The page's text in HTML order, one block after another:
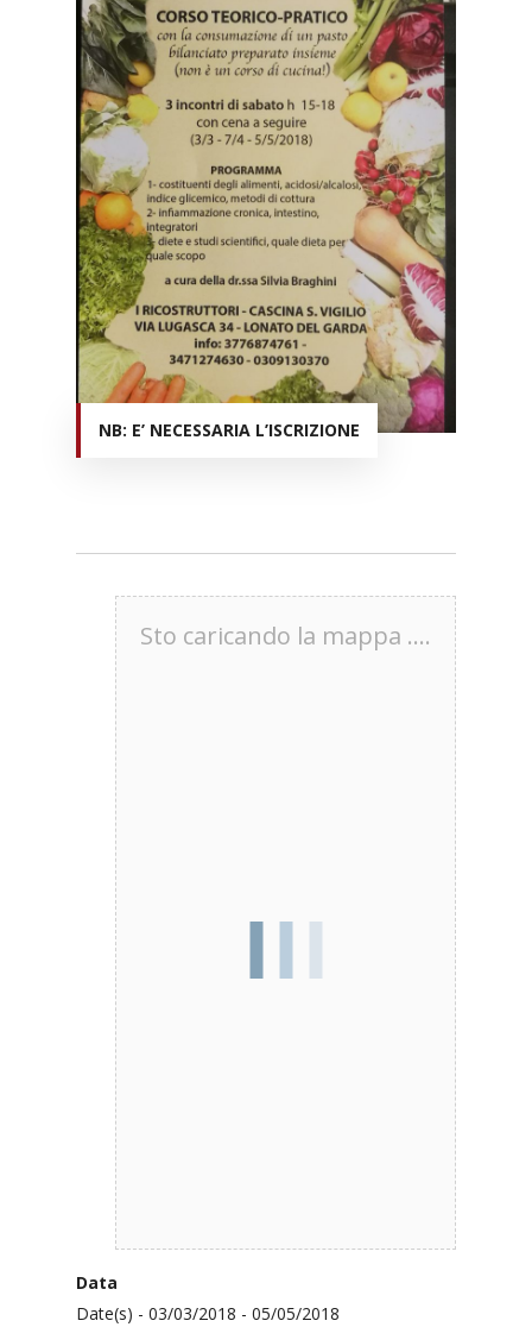
NB: E’ NECESSARIA L’ISCRIZIONE
Sto caricando la mappa ....
Data
Date(s) - 03/03/2018 - 05/05/2018